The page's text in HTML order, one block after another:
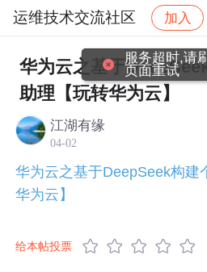
运维技术交流社区 加入
社区 运维技术交流社区
华为云之基于
助理【玩转华为云】
江湖有缘
04-02
华为云之基于DeepSeek构建
华为云】
给本帖投票
服务超时,请
页面重试